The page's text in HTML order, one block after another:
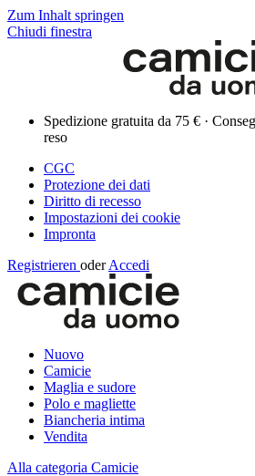
Zum Inhalt springen
Chiudi finestra
Spedizione gratuita da 75 € ·
reso
CGC
Protezione dei dati
Diritto di recesso
Impostazioni dei cookie
Impronta
Registrieren oder Accedi
Nuovo
Camicie
Maglia e sudore
Polo e magliette
Biancheria intima
Vendita
Alla categoria Camicie